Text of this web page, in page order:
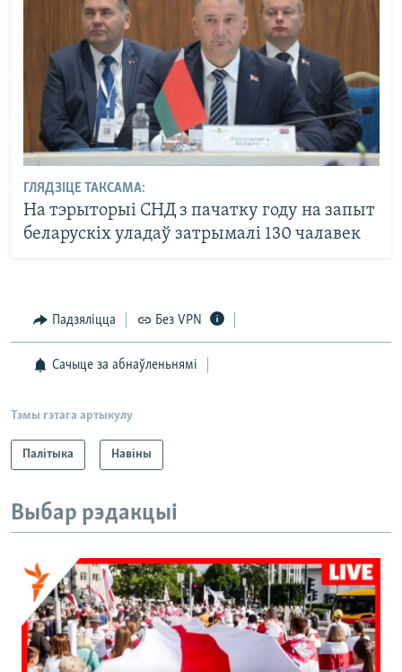
ГЛЯДЗІЦЕ ТАКСАМА:
На тэрыторыі СНД з пачатку году на запыт
беларускіх уладаў затрымалі 130 чалавек
Падзяліцца Без VPN
Сачыце за абнаўленьнямі
Тэмы гэтага артыкулу
Палітыка Навіны
Выбар рэдакцыі